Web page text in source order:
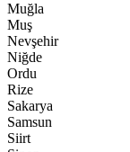
Muğla
Muş
Nevşehir
Niğde
Ordu
Rize
Sakarya
Samsun
Siirt